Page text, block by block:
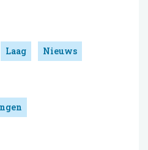
Laag Nieuws